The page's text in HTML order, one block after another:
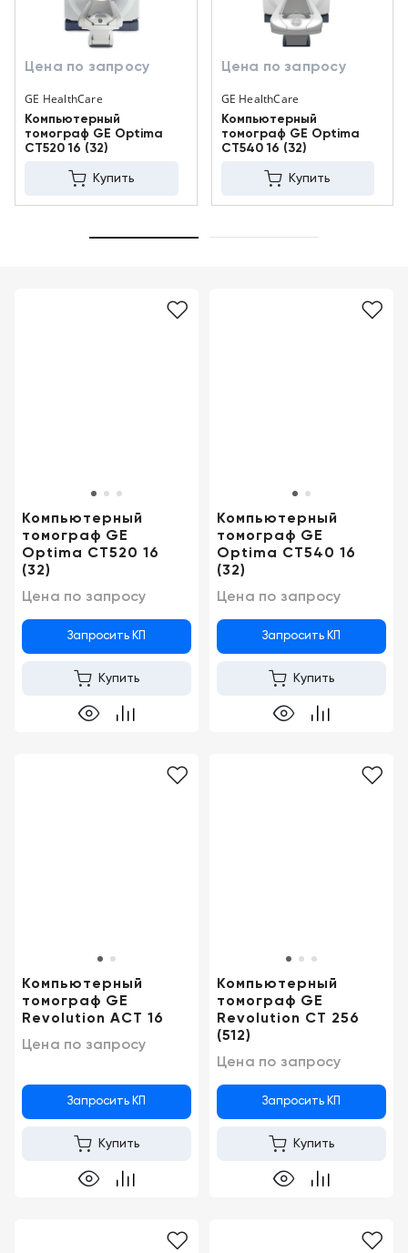
Цифровизация
медицинского
Обучение
+998
63
GE HealthCare
Компьютерный
томограф GE Optima
CT520 16 (32)
Цена по запросу
Купить
GE HealthCare
Компьютерный
томограф GE Optima
CT540 16 (32)
Цена по запросу
Купить
Компьютерный
томограф GE
Optima CT520 16
(32)
Цена по запросу
Запросить КП
Купить
Компьютерный
томограф GE
Optima CT540 16
(32)
Цена по запросу
Запросить КП
Купить
Компьютерный
томограф GE
Revolution ACT 16
Цена по запросу
Запросить КП
Купить
Компьютерный
томограф GE
Revolution CT 256
(512)
Цена по запросу
Запросить КП
Купить